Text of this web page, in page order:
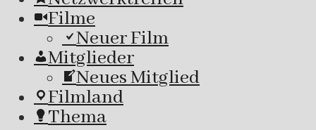
Filme
Neuer Film
Mitglieder
Neues Mitglied
Filmland
Thema